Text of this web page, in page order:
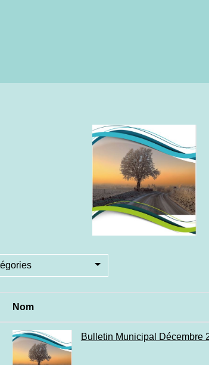
Nom
Bulletin Municipal Décembre